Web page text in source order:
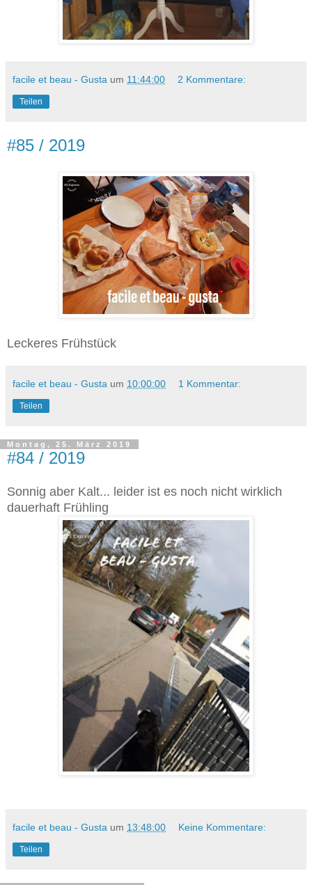
facile et beau - Gusta um 11:44:00 2 Kommentare:
Teilen
#85 / 2019
Leckeres Frühstück
facile et beau - Gusta um 10:00:00 1 Kommentar:
Teilen
Montag, 25. März 2019
#84 / 2019
Sonnig aber Kalt... leider ist es noch nicht wirklich
dauerhaft Frühling
facile et beau - Gusta um 13:48:00 Keine Kommentare:
Teilen